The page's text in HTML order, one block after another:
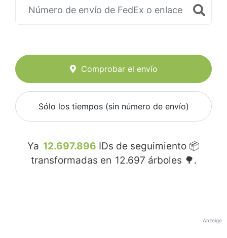
Comprobar el envío
Sólo los tiempos (sin número de envío)
Ya 12.697.896 IDs de seguimiento 📦
transformadas en 12.697 árboles 🌳.
Anzeige